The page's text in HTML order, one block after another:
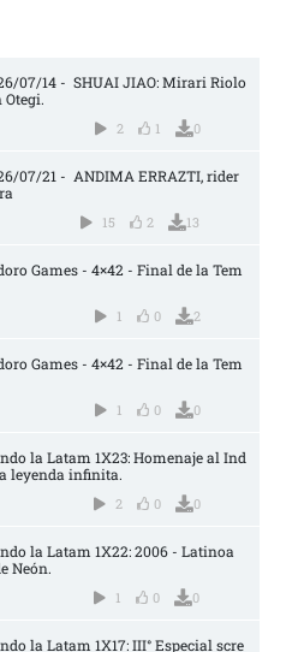
07/14 -  SHUAI JIAO: Mirari Riolo
2 1 0
07/21 -  ANDIMA ERRAZTI, rider
15 2 13
Games - 4×42 - Final de la Tem
1 0 2
Games - 4×42 - Final de la Tem
1 0 0
la Latam 1X23: Homenaje al Ind
leyenda infinita.
2 0 0
la Latam 1X22: 2006 - Latinoa
Neón.
1 0 0
la Latam 1X17: III° Especial scre